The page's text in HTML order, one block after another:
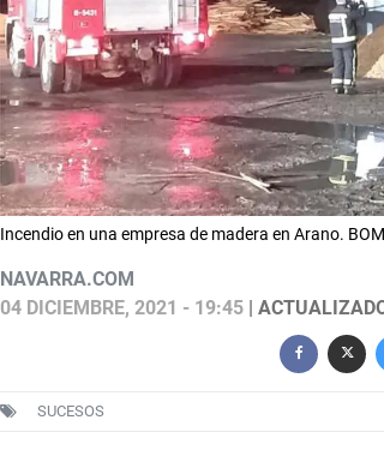
Incendio en una empresa de madera en Arano.
NAVARRA.COM
04 DICIEMBRE, 2021 - 19:45|
SUCESOS